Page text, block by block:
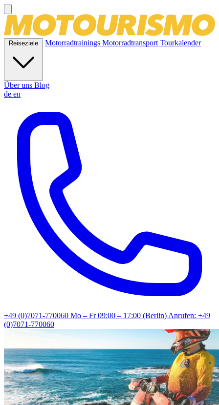
Reiseziele Motorradtrainings MotorradtransportTourkalender
Über uns Blog
de en
+49 (0)7071-770060 Mo – Fr 09:00 – 17:00 (Berlin)Anrufen: +49
(0)7071-770060